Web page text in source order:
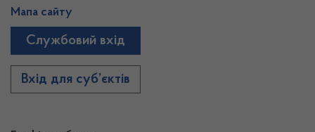
Мапа сайту
Службовий вхід
Вхід для суб’єктів